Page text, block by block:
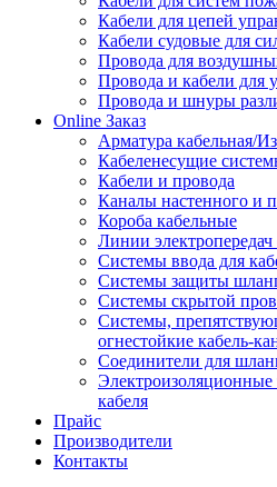
Кабели для цепей
Кабели судовые для
Провода для
Провода и кабели для
Провода и шнуры
Online Заказ
Арматура кабельная/
Кабеленесущие
Кабели и провода
Каналы настенного и
Короба кабельные
Линии
Системы ввода для
Системы защиты
Системы скрытой
Системы,
огнестойкие кабель-
Соединители для
кабеля
Прайс
Производители
Контакты